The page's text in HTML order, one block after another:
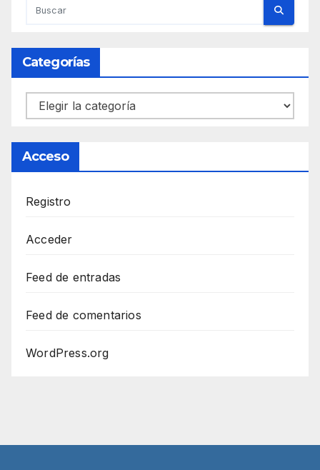
Categorías
Categorías
Acceso
Registro
Acceder
Feed de entradas
Feed de comentarios
WordPress.org